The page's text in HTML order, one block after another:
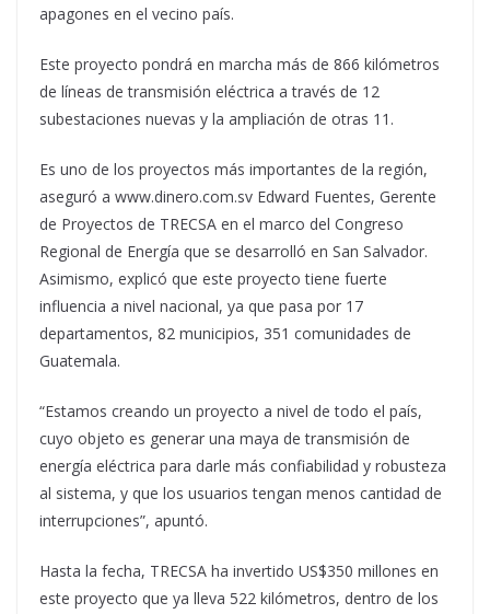
apagones en el vecino país.
Este proyecto pondrá en marcha más de 866 kilómetros
de líneas de transmisión eléctrica a través de 12
subestaciones nuevas y la ampliación de otras 11.
Es uno de los proyectos más importantes de la región,
aseguró a www.dinero.com.sv Edward Fuentes, Gerente
de Proyectos de TRECSA en el marco del Congreso
Regional de Energía que se desarrolló en San Salvador.
Asimismo, explicó que este proyecto tiene fuerte
influencia a nivel nacional, ya que pasa por 17
departamentos, 82 municipios, 351 comunidades de
Guatemala.
“Estamos creando un proyecto a nivel de todo el país,
cuyo objeto es generar una maya de transmisión de
energía eléctrica para darle más confiabilidad y robusteza
al sistema, y que los usuarios tengan menos cantidad de
interrupciones”, apuntó.
Hasta la fecha, TRECSA ha invertido US$350 millones en
este proyecto que ya lleva 522 kilómetros, dentro de los